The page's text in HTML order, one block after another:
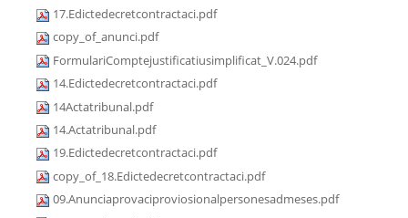
17.Edictedecretcontractaci.pdf
copy_of_anunci.pdf
FormulariComptejustificatiusimplificat_V.024.pdf
14.Edictedecretcontractaci.pdf
14Actatribunal.pdf
14.Actatribunal.pdf
19.Edictedecretcontractaci.pdf
copy_of_18.Edictedecretcontractaci.pdf
09.Anunciaprovaciproviosionalpersonesadmeses.pdf